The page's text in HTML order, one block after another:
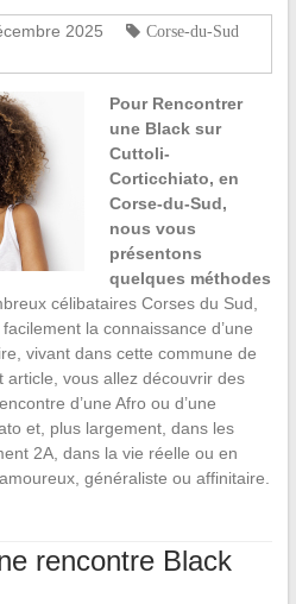
2025
Corse-du-Sud
Pour Rencontrer
une Black sur
Cuttoli-
Corticchiato, en
Corse-du-Sud,
nous vous
présentons
quelques méthodes
célibataires Corses du Sud,
la connaissance d’une
vivant dans cette commune de
article, vous allez découvrir des
d’une Afro ou d’une
et, plus largement, dans les
2A, dans la vie réelle ou en
généraliste ou affinitaire.
rencontre Black